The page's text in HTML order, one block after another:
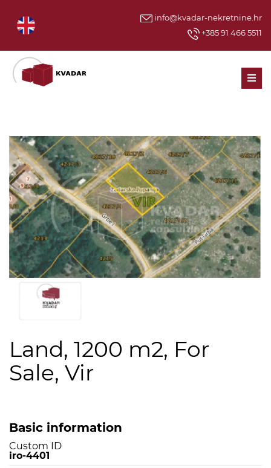
info@kvadar-nekretnine.hr
+385 91 466 5511
Land, 1200 m2, For
Sale, Vir
Basic information
Custom ID
iro-4401